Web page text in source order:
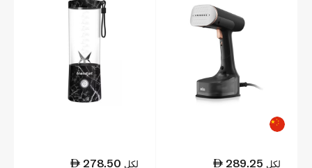
289.25 لكل
278.50 لكل